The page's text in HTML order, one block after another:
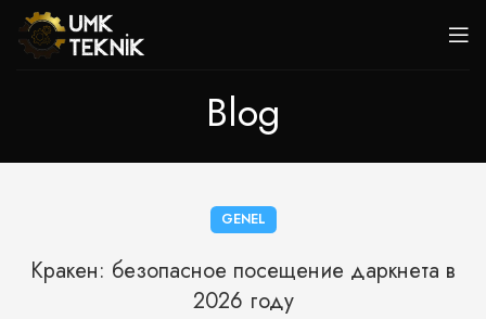
Blog
GENEL
Кракен: безопасное посещение даркнета в
2026 году